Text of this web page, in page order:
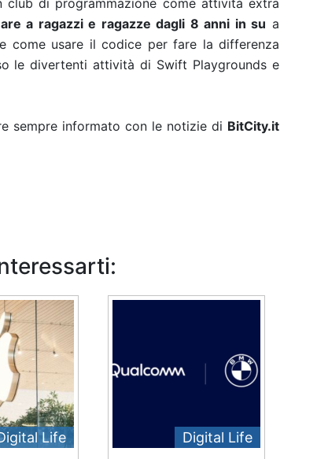
di programmazione come attività extra
a ragazzi e ragazze dagli 8 anni in su a
come usare il codice per fare la differenza
le divertenti attività di Swift Playgrounds e
sempre informato con le notizie di BitCity.it
Life Digital Life